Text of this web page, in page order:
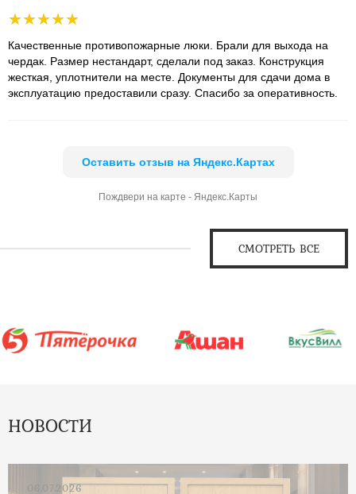
Качественные противопожарные люки. Брали для выхода на
чердак. Размер нестандарт, сделали под заказ. Конструкция
жесткая, уплотнители на месте. Документы для сдачи дома в
эксплуатацию предоставили сразу. Спасибо за оперативность.
Оставить отзыв на Яндекс.Картах
Пождвери на карте - Яндекс.Карты
СМОТРЕТЬ ВСЕ
НОВОСТИ
06.07.2026